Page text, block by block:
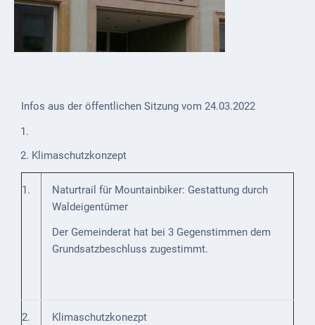
und
Versorgung
Baumaßnahmen
Energieversorgung
Telekommunikation
Post
Mobilität
Wasser-
Infos aus der öffentlichen Sitzung vom 24.03.2022
Klimaschutzkonzept
1.
Naturtrail für Mountainbiker: Gestattung durch
Waldeigentümer
Der Gemeinderat hat bei 3 Gegenstimmen dem
Grundsatzbeschluss zugestimmt.
2.
Klimaschutzkonezpt